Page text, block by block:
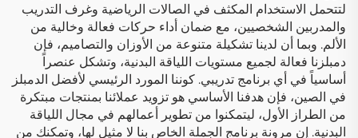
لتتحمل الاستخدام المكثف في الصالات الرياضية وغرف التدريب
والمدربين الشخصيين، مع ضمان أداء حركات فعالة وخالية من
الألم. وبما أن لدينا تشكيلة متنوعة من الأوزان والتصاميم، فإن
دمبلزنا فعالة لجميع مستويات اللياقة البدنية، وتشكل عنصراً
أساسياً في أي برنامج تدريبي. كوننا المورد الرئيسي لأفضل الدمبلز
في الصين، فإن هدفنا الأساسي هو تزويد عملائنا بمنتجات مبتكرة
من الطراز الأول، ليتمكنوا من تطوير أعمالهم في مجال اللياقة
البدنية. إن مرونة برنامج الجملة الخاص بنا لا مثيل لها، وتمكنك من